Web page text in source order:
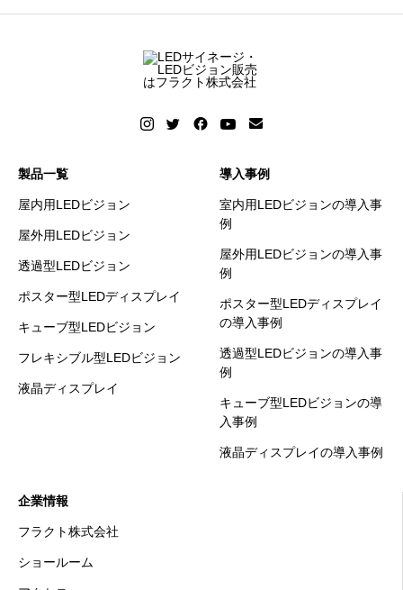
製品一覧
屋内用LEDビジョン
屋外用LEDビジョン
透過型LEDビジョン
ポスター型LEDディスプレイ
キューブ型LEDビジョン
フレキシブル型LEDビジョン
液晶ディスプレイ
導入事例
室内用LEDビジョンの導入事
例
屋外用LEDビジョンの導入事
例
ポスター型LEDディスプレイ
の導入事例
透過型LEDビジョンの導入事
例
キューブ型LEDビジョンの導
入事例
液晶ディスプレイの導入事例
企業情報
フラクト株式会社
ショールーム